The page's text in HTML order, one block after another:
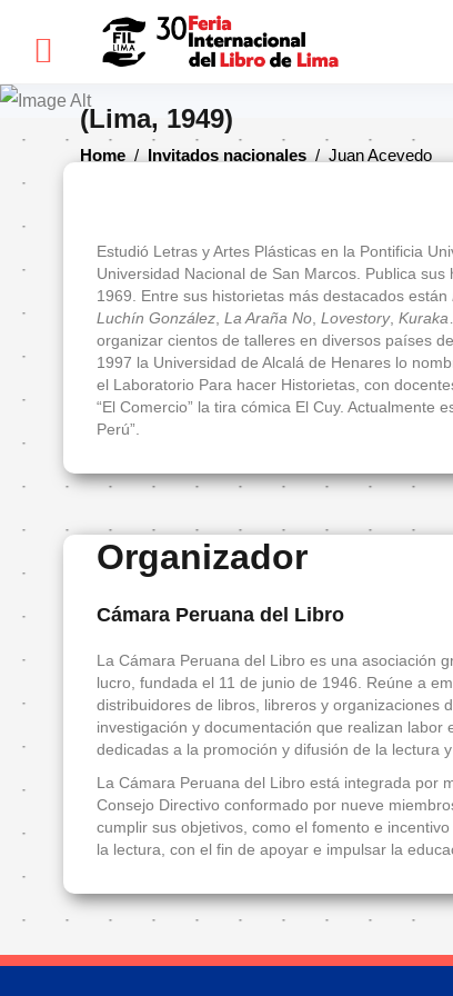
×
Bienvenidos(as)
Historia
Ediciones
anteriores
frecuentes
FanFIL
Presentación
Delegación
Programa
ecuatoriano
de
Juan Acevedo
(Lima, 1949)
Home / Invitados nacionales / Juan Acevedo
Estudió Letras y Artes Plásticas en la Pontificia
Universidad Nacional de San Marcos. Publica
1969. Entre sus historietas más destacados están
Luchín González La Araña No Lovestory, Kuraka
organizar cientos de talleres en diversos países
1997 la Universidad de Alcalá de Henares lo
el Laboratorio Para hacer Historietas, con
“El Comercio” la tira cómica El Cuy. Actualmente
Perú”.
Organizador
Cámara Peruana del Libro
La Cámara Peruana del Libro es una asociación
lucro, fundada el 11 de junio de 1946. Reúne a
distribuidores de libros, libreros y organizaciones
investigación y documentación que realizan
dedicadas a la promoción y difusión de la lectura
La Cámara Peruana del Libro está integrada por
Consejo Directivo conformado por nueve
cumplir sus objetivos, como el fomento e
la lectura, con el fin de apoyar e impulsar la